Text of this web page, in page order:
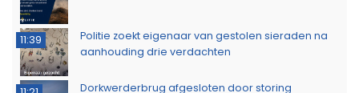
11:39
Politie zoekt eigenaar van gestolen sieraden na
aanhouding drie verdachten
Dorkwerderbrug afgesloten door storing